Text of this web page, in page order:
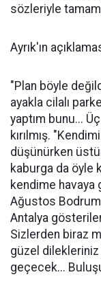
sözleriyle
Ayrık'ın
"Plan böyle
ayakla cilalı
yaptım bunu...
kırılmış.
düşünürken
kaburga da öyle
kendime havaya
Ağustos
Antalya
Sizlerden biraz
güzel
geçecek...